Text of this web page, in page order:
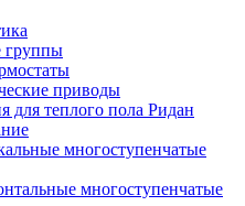
группы
приводы
для теплого пола Ридан
многоступенчатые
многоступенчатые